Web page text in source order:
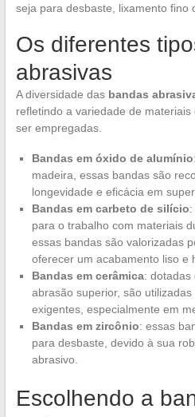
seja para desbaste, lixamento fino
Os diferentes
abrasivas
A diversidade das bandas
refletindo a variedade de
ser empregadas.
Bandas em óxido de alumínio
madeira, essas bandas são
longevidade e eficácia em
Bandas em carbeto de silício
para o trabalho com materiais
essas bandas são valorizadas
oferecer um acabamento liso e
Bandas em cerâmica: dotadas
abrasão superior, são
exigentes, especialmente em
Bandas em zircônio: essas
para desbaste, devido à sua
abrasivo.
Escolhendo a